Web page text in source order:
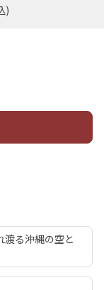
)
渡る沖縄の空と